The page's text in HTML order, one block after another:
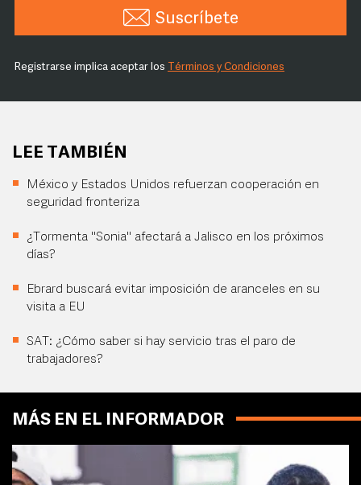
Suscríbete
Registrarse implica aceptar los Términos y Condiciones
LEE TAMBIÉN
México y Estados Unidos refuerzan cooperación en
seguridad fronteriza
¿Tormenta "Sonia" afectará a Jalisco en los próximos
días?
Ebrard buscará evitar imposición de aranceles en su
visita a EU
SAT: ¿Cómo saber si hay servicio tras el paro de
trabajadores?
MÁS EN EL INFORMADOR